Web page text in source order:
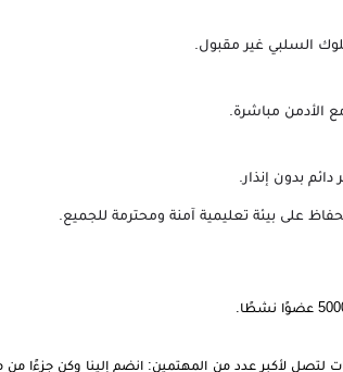
السلبي غير مقبول.
الأدمن مباشرة.
بدون إنذار.
على بيئة تعليمية آمنة ومحترمة للجميع.
لتصل لأكبر عدد من المهتمين: انضم إلينا وكن جزءًا من